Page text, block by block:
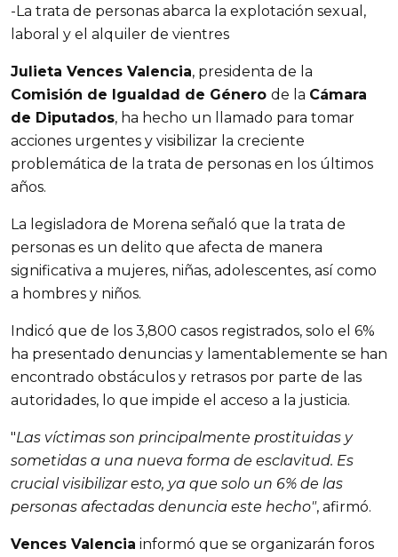
-La trata de personas abarca la explotación sexual,
laboral y el alquiler de vientres
Julieta Vences Valencia, presidenta de la
Comisión de Igualdad de Género de la Cámara
de Diputados, ha hecho un llamado para tomar
acciones urgentes y visibilizar la creciente
problemática de la trata de personas en los últimos
años.
La legisladora de Morena señaló que la trata de
personas es un delito que afecta de manera
significativa a mujeres, niñas, adolescentes, así como
a hombres y niños.
Indicó que de los 3,800 casos registrados, solo el 6%
ha presentado denuncias y lamentablemente se han
encontrado obstáculos y retrasos por parte de las
autoridades, lo que impide el acceso a la justicia.
"Las víctimas son principalmente prostituidas y
sometidas a una nueva forma de esclavitud. Es
crucial visibilizar esto, ya que solo un 6% de las
personas afectadas denuncia este hecho", afirmó.
Vences Valencia informó que se organizarán foros